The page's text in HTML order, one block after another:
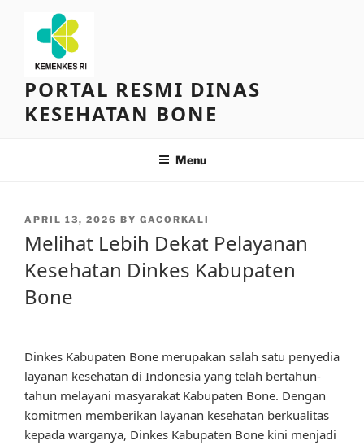
content
PORTAL RESMI DINAS
KESEHATAN BONE
Menu
POSTED
APRIL 13, 2026 BY GACORKALI
Melihat Lebih Dekat Pelayanan
Kesehatan Dinkes Kabupaten
Bone
Dinkes Kabupaten Bone merupakan salah satu penyedia
layanan kesehatan di Indonesia yang telah bertahun-
tahun melayani masyarakat Kabupaten Bone. Dengan
komitmen memberikan layanan kesehatan berkualitas
kepada warganya, Dinkes Kabupaten Bone kini menjadi